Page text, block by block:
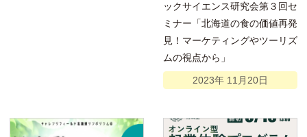
ックサイエンス研究会第３回セ
ミナー「北海道の食の価値再発
見！マーケティングやツーリズ
ムの視点から」
2023年 11月 20日